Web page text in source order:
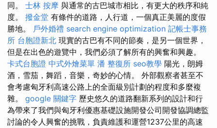
同。 士林 按摩 與通常的古巴城市相比，有更大的秩序和純
度。 撥金堂 有條件的道路，人行道，一個真正美麗的度假
勝地。 戶外婚禮 search engine optimization 記帳士事務
所 台胞證新北 現實的古巴有不同的節奏，是另一個世界，
但是在出色的遊覽中，我們必須了解所有的興奮和興趣。
卡式台胞證 中式外燴菜單 潘 整復所 seo教學 陽光，朗姆
酒，雪茄，舞蹈，音樂，奇妙的心情。 外部觀察者甚至不
會考慮匈牙利高速公路上的全面級別計劃的程度和多麼複
雜。 google 關鍵字 歷史悠久的道路翻新系列的設計和行
為帶來了我們與匈牙利優惠基礎設施開發公司開發協調總監
討論的令人興奮的挑戰，負責維護和運營1237公里的高速